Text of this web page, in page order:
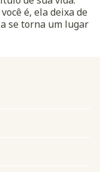
é, ela deixa de
se torna um lugar